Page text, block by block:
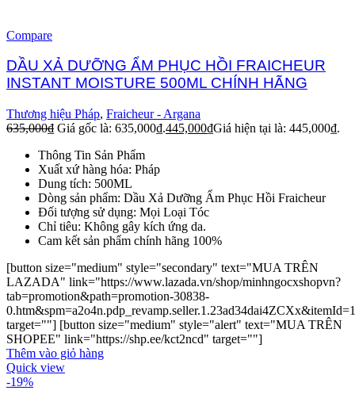
Compare
DẦU XẢ DƯỠNG ẨM PHỤC HỒI FRAICHEUR
INSTANT MOISTURE 500ML CHÍNH HÃNG
Thương hiệu Pháp, Fraicheur - Argana
635,000₫ Giá gốc là: 635,000₫.445,000₫Giá hiện tại là: 445,000₫.
Thông Tin Sản Phẩm
Xuất xứ hàng hóa: Pháp
Dung tích: 500ML
Dòng sản phẩm: Dầu Xả Dưỡng Ẩm Phục Hồi Fraicheur
Đối tượng sử dụng: Mọi Loại Tóc
Chỉ tiêu: Không gây kích ứng da.
Cam kết sản phẩm chính hãng 100%
[button size="medium" style="secondary" text="MUA TRÊN
LAZADA" link="https://www.lazada.vn/shop/minhngocxshopvn?
tab=promotion&path=promotion-30838-
target=""] [button size="medium" style="alert" text="MUA TRÊN
SHOPEE" link="https://shp.ee/kct2ncd" target=""]
Thêm vào giỏ hàng
Quick view
-19%